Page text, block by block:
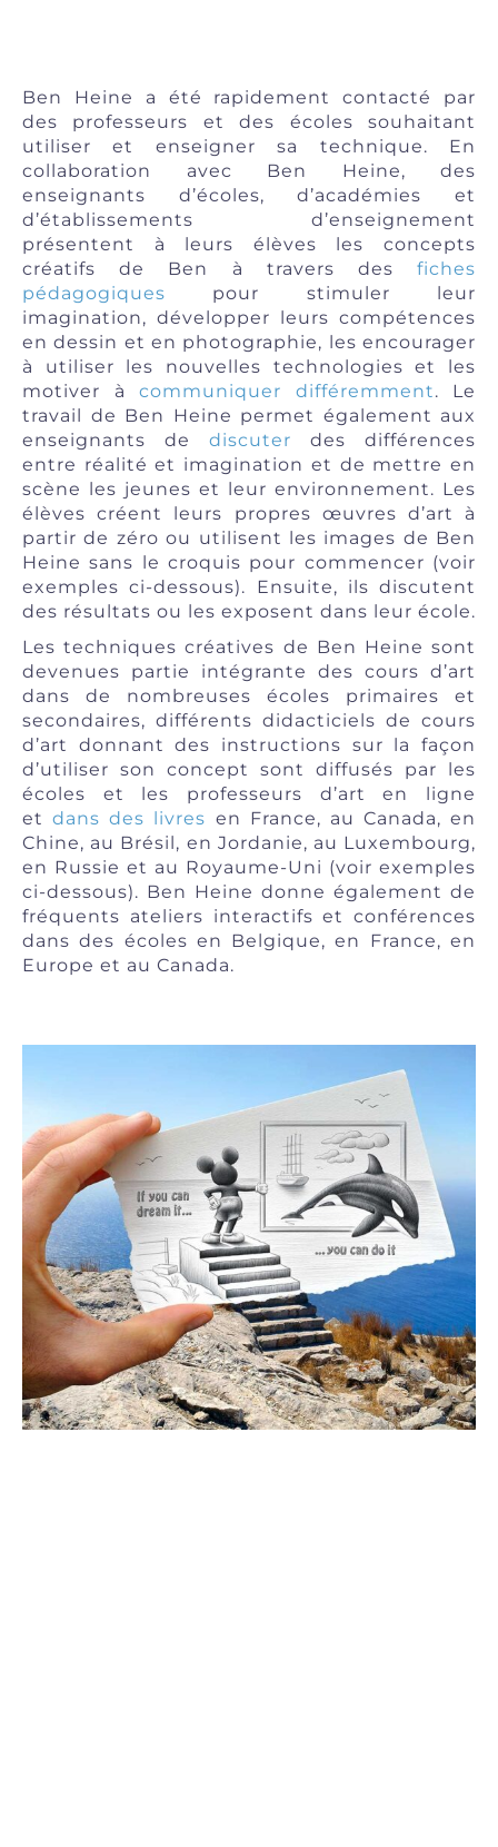
Ben Heine a été rapidement contacté par
des professeurs et des écoles souhaitant
utiliser et enseigner sa technique. En
collaboration avec Ben Heine, des
enseignants d’écoles, d’académies et
d’établissements d’enseignement
présentent à leurs élèves les concepts
créatifs de Ben à travers des fiches
pédagogiques pour stimuler leur
imagination, développer leurs compétences
en dessin et en photographie, les encourager
à utiliser les nouvelles technologies et les
motiver à communiquer différemment. Le
travail de Ben Heine permet également aux
enseignants de discuter des différences
entre réalité et imagination et de mettre en
scène les jeunes et leur environnement. Les
élèves créent leurs propres œuvres d’art à
partir de zéro ou utilisent les images de Ben
Heine sans le croquis pour commencer (voir
exemples ci-dessous). Ensuite, ils discutent
des résultats ou les exposent dans leur école.
Les techniques créatives de Ben Heine sont
devenues partie intégrante des cours d’art
dans de nombreuses écoles primaires et
secondaires, différents didacticiels de cours
d’art donnant des instructions sur la façon
d’utiliser son concept sont diffusés par les
écoles et les professeurs d’art en ligne
etdans des livres en France, au Canada, en
Chine, au Brésil, en Jordanie, au Luxembourg,
en Russie et au Royaume-Uni (voir exemples
ci-dessous). Ben Heine donne également de
fréquents ateliers interactifs et conférences
dans des écoles en Belgique, en France, en
Europe et au Canada.